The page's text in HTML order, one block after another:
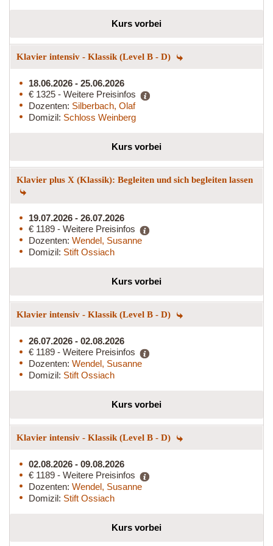
Kurs vorbei
Klavier intensiv - Klassik (Level B - D)
18.06.2026 - 25.06.2026
€ 1325 - Weitere Preisinfos
Dozenten: Silberbach, Olaf
Domizil: Schloss Weinberg
Kurs vorbei
Klavier plus X (Klassik): Begleiten und sich begleiten lassen
19.07.2026 - 26.07.2026
€ 1189 - Weitere Preisinfos
Dozenten: Wendel, Susanne
Domizil: Stift Ossiach
Kurs vorbei
Klavier intensiv - Klassik (Level B - D)
26.07.2026 - 02.08.2026
€ 1189 - Weitere Preisinfos
Dozenten: Wendel, Susanne
Domizil: Stift Ossiach
Kurs vorbei
Klavier intensiv - Klassik (Level B - D)
02.08.2026 - 09.08.2026
€ 1189 - Weitere Preisinfos
Dozenten: Wendel, Susanne
Domizil: Stift Ossiach
Kurs vorbei